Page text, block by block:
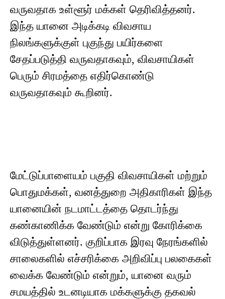
வருவதாக உள்ளூர் மக்கள் தெரிவித்தனர்.
இந்த யானை அடிக்கடி விவசாய
நிலங்களுக்குள் புகுந்து பயிர்களை
சேதப்படுத்தி வருவதாகவும், விவசாயிகள்
பெரும் சிரமத்தை எதிர்கொண்டு
வருவதாகவும் கூறினர்.
மேட்டுப்பாளையம் பகுதி விவசாயிகள் மற்றும்
பொதுமக்கள், வனத்துறை அதிகாரிகள் இந்த
யானையின் நடமாட்டத்தை தொடர்ந்து
கண்காணிக்க வேண்டும் என்று கோரிக்கை
விடுத்துள்ளனர். குறிப்பாக இரவு நேரங்களில்
சாலைகளில் எச்சரிக்கை அறிவிப்பு பலகைகள்
வைக்க வேண்டும் என்றும், யானை வரும்
சமயத்தில் உடனடியாக மக்களுக்கு தகவல்